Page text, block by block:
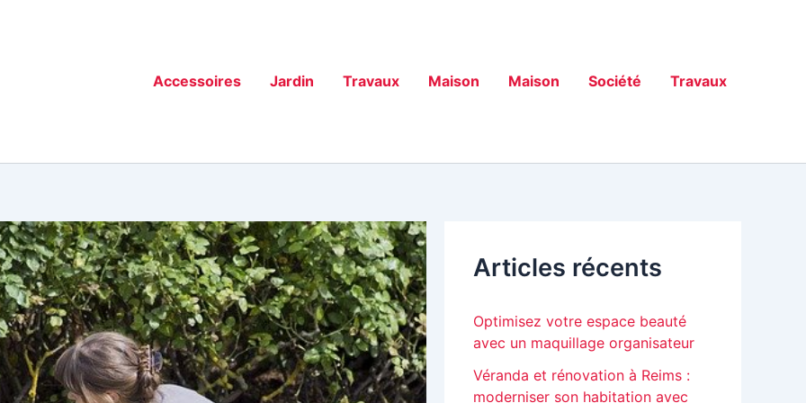
Accessoires
Jardin Travaux Maison Maison Société Travaux
Articles récents
Optimisez votre espace beauté
avec un maquillage organisateur
Véranda et rénovation à Reims :
moderniser son habitation avec